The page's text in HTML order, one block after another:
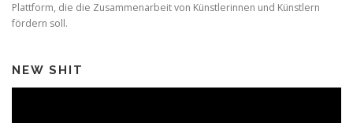
Plattform, die die Zusammenarbeit von Künstlerinnen und Künstlern
fördern soll.
NEW SHIT